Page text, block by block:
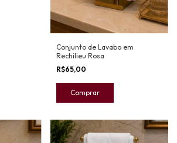
Conjunto de Lavabo em
Rechilieu Rosa
R$65,00